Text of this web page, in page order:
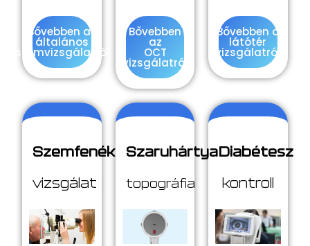
Bővebben az
általános
szemvizsgálatról
Bővebben
az
OCT
vizsgálatról
Bővebben a
látótér
vizsgálatról
Szemfenék
vizsgálat
Szaruhártya
topográfia
Diabétesz
kontroll